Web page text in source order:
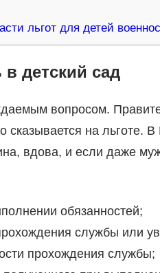
льгот для детей
детский сад
вопросом.
на льготе.
вдова, и если даже
обязанностей;
службы или
прохождения службы;